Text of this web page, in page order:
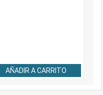
AÑADIR A CARRITO